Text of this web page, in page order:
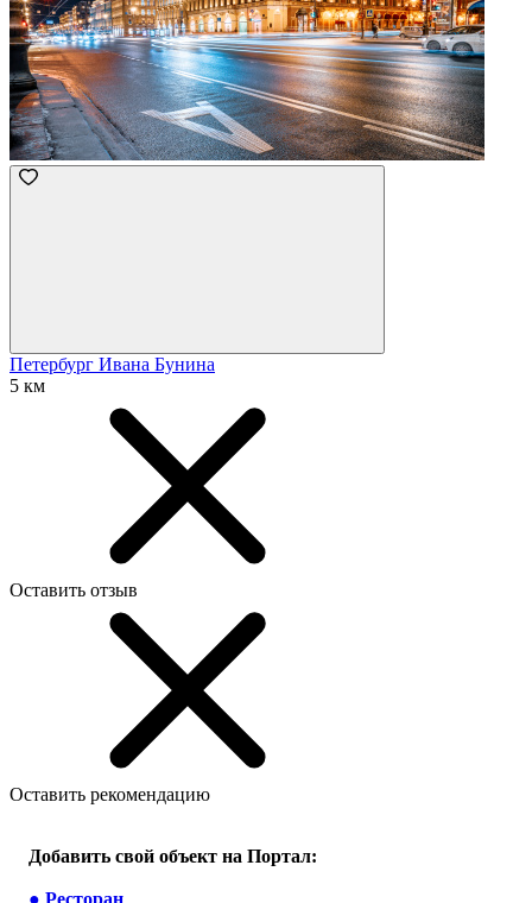
Петербург Ивана Бунина
5 км
Оставить отзыв
Оставить рекомендацию
Добавить свой объект на Портал:
● Ресторан